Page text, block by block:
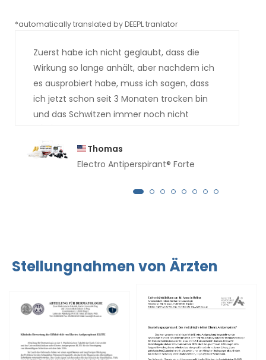
*automatically translated by DEEPL tranlator
Zuerst habe ich nicht geglaubt, dass die
Wirkung so lange anhält, aber nachdem ich
es ausprobiert habe, muss ich sagen, dass
ich jetzt schon seit 3 Monaten trocken bin
und das Schwitzen immer noch nicht
Thomas
Electro Antiperspirant® Forte
Stellungnahmen von Ärzten